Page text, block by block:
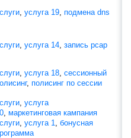
услуга 19 подмена dns
услуга 14 запись рсар
услуга 18 сессионный
, полисинг по сессии
услуга
маркетинговая кампания
услуга 1
бонусная